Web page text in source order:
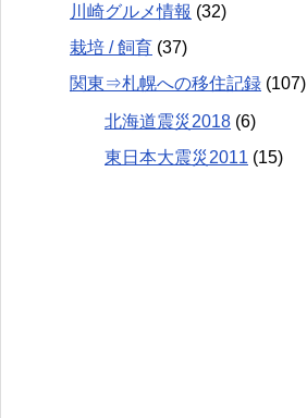
川崎グルメ情報 (32)
栽培 / 飼育 (37)
関東⇒札幌への移住記録 (107)
北海道震災2018 (6)
東日本大震災2011 (15)